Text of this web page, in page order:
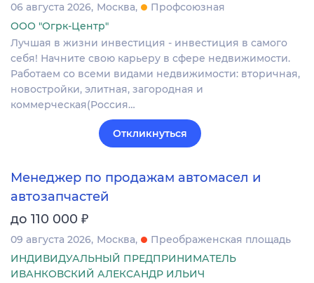
06 августа 2026 Москва
Профсоюзная
ООО "Огрк-Центр"
Лучшая в жизни инвестиция - инвестиция в самого
себя! Начните свою карьеру в сфере недвижимости.
Работаем со всеми видами недвижимости: вторичная,
новостройки, элитная, загородная и
коммерческая(Россия…
Откликнуться
Менеджер по продажам автомасел и
автозапчастей
до 110 000 ₽
09 августа 2026 Москва
Преображенская площадь
ИНДИВИДУАЛЬНЫЙ ПРЕДПРИНИМАТЕЛЬ
ИВАНКОВСКИЙ АЛЕКСАНДР ИЛЬИЧ